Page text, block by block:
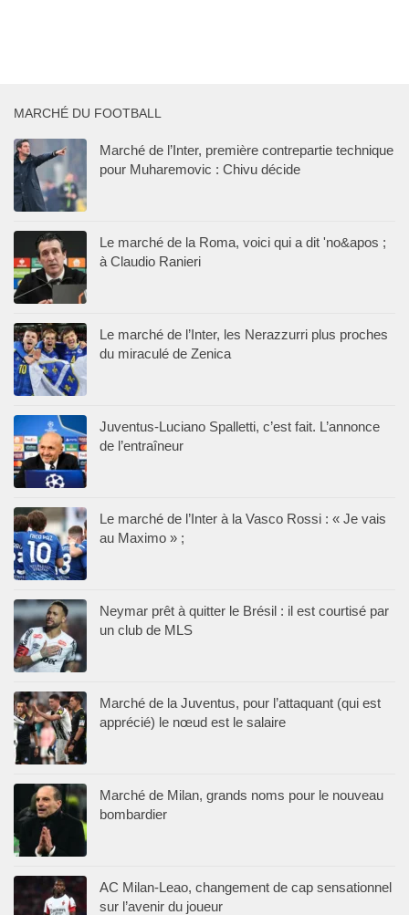
MARCHÉ DU FOOTBALL
Marché de l’Inter, première contrepartie technique
pour Muharemovic : Chivu décide
Le marché de la Roma, voici qui a dit 'no&apos ;
à Claudio Ranieri
Le marché de l’Inter, les Nerazzurri plus proches
du miraculé de Zenica
Juventus-Luciano Spalletti, c’est fait. L’annonce
de l’entraîneur
Le marché de l’Inter à la Vasco Rossi : « Je vais
au Maximo » ;
Neymar prêt à quitter le Brésil : il est courtisé par
un club de MLS
Marché de la Juventus, pour l’attaquant (qui est
apprécié) le nœud est le salaire
Marché de Milan, grands noms pour le nouveau
bombardier
AC Milan-Leao, changement de cap sensationnel
sur l’avenir du joueur